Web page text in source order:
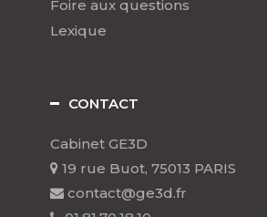
Foire aux questions
Lexique
CONTACT
Cabinet GE3D
19 rue Buot, 75013 PARIS
contact@ge3d.fr